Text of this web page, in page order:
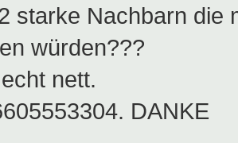
starke Nachbarn die
würden???
nett.
DANKE